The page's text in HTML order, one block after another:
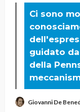
Ci sono
guidato
della
Giovanni De